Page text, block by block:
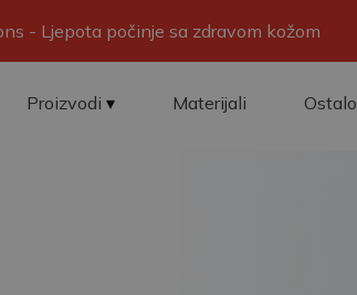
- Ljepota počinje sa zdravom kožom
Proizvodi Materijali Ostalo